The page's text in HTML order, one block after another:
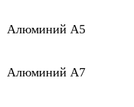
Алюминий А5
Алюминий А7